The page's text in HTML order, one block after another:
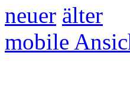
neuer älter
mobile